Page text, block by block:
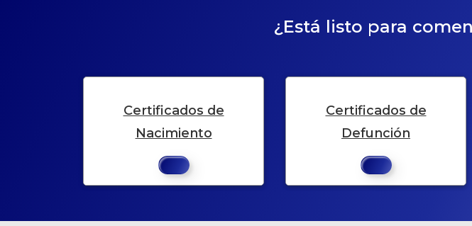
¿Está listo para
Certificados de
Nacimiento
Certificados de
Defunción